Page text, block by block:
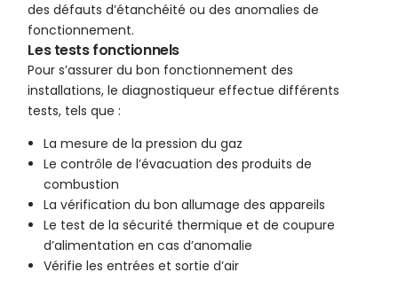
des défauts d’étanchéité ou des anomalies de
fonctionnement.
Les tests fonctionnels
Pour s’assurer du bon fonctionnement des
installations, le diagnostiqueur effectue différents
tests, tels que :
La mesure de la pression du gaz
Le contrôle de l’évacuation des produits de
combustion
La vérification du bon allumage des appareils
Le test de la sécurité thermique et de coupure
d’alimentation en cas d’anomalie
Vérifie les entrées et sortie d’air